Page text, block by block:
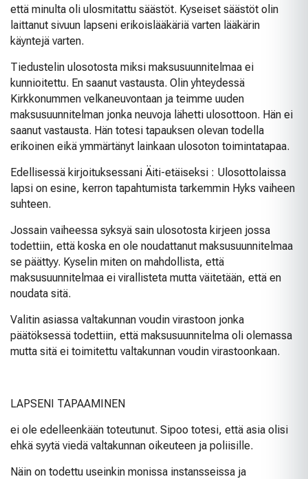
että minulta oli ulosmitattu säästöt. Kyseiset säästöt olin
laittanut sivuun lapseni erikoislääkäriä varten lääkärin
käyntejä varten.
Tiedustelin ulosotosta miksi maksusuunnitelmaa ei
kunnioitettu. En saanut vastausta. Olin yhteydessä
Kirkkonummen velkaneuvontaan ja teimme uuden
maksusuunnitelman jonka neuvoja lähetti ulosottoon. Hän ei
saanut vastausta. Hän totesi tapauksen olevan todella
erikoinen eikä ymmärtänyt lainkaan ulosoton toimintatapaa.
Edellisessä kirjoituksessani Äiti-etäiseksi : Ulosottolaissa
lapsi on esine, kerron tapahtumista tarkemmin Hyks vaiheen
suhteen.
Jossain vaiheessa syksyä sain ulosotosta kirjeen jossa
todettiin, että koska en ole noudattanut maksusuunnitelmaa
se päättyy. Kyselin miten on mahdollista, että
maksusuunnitelmaa ei virallisteta mutta väitetään, että en
noudata sitä.
Valitin asiassa valtakunnan voudin virastoon jonka
päätöksessä todettiin, että maksusuunnitelma oli olemassa
mutta sitä ei toimitettu valtakunnan voudin virastoonkaan.
LAPSENI TAPAAMINEN
ei ole edelleenkään toteutunut. Sipoo totesi, että asia olisi
ehkä syytä viedä valtakunnan oikeuteen ja poliisille.
Näin on todettu useinkin monissa instansseissa ja